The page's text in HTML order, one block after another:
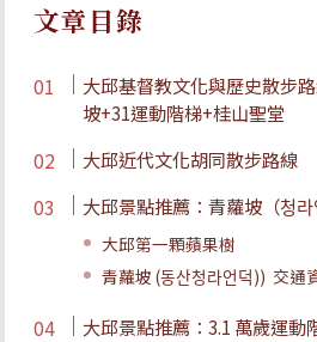
文章目錄
大邱基督教文化與歷史散步
坡+31運動階梯+桂山聖堂
大邱近代文化胡同散步路線
大邱景點推薦：青蘿坡（청라
大邱第一顆蘋果樹
青蘿坡 (동산청라언덕)) 交通
大邱景點推薦：3.1 萬歲運動